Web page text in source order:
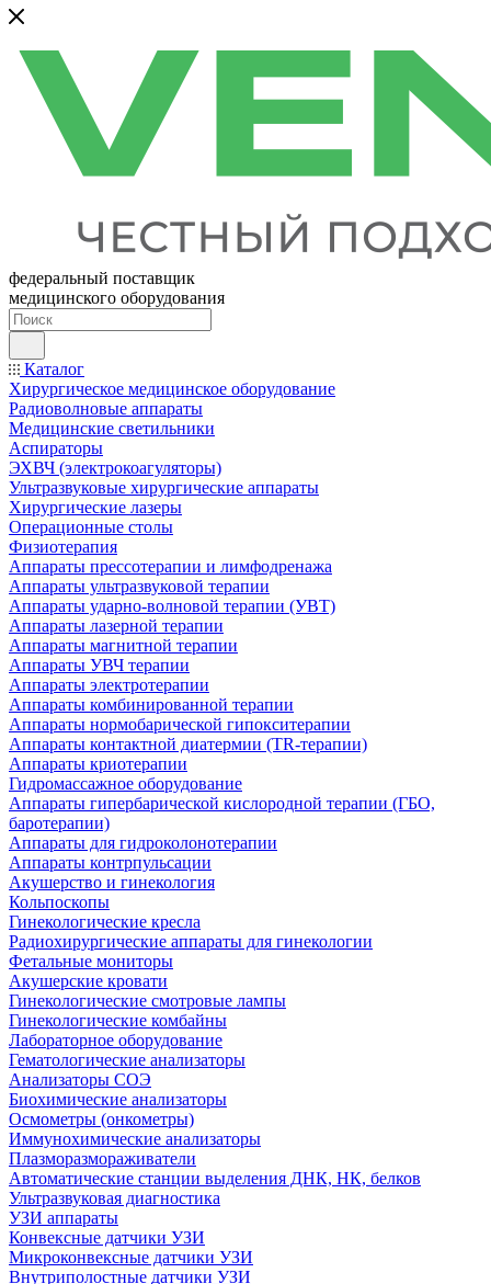
федеральный поставщик
медицинского оборудования
Каталог
Хирургическое медицинское оборудование
Радиоволновые аппараты
Медицинские светильники
Аспираторы
ЭХВЧ (электрокоагуляторы)
Ультразвуковые хирургические аппараты
Хирургические лазеры
Операционные столы
Физиотерапия
Аппараты прессотерапии и лимфодренажа
Аппараты ультразвуковой терапии
Аппараты ударно-волновой терапии (УВТ)
Аппараты лазерной терапии
Аппараты магнитной терапии
Аппараты УВЧ терапии
Аппараты электротерапии
Аппараты комбинированной терапии
Аппараты нормобарической гипокситерапии
Аппараты контактной диатермии (TR-терапии)
Аппараты криотерапии
Гидромассажное оборудование
Аппараты гипербарической кислородной терапии (ГБО,
баротерапии)
Аппараты для гидроколонотерапии
Аппараты контрпульсации
Акушерство и гинекология
Кольпоскопы
Гинекологические кресла
Радиохирургические аппараты для гинекологии
Фетальные мониторы
Акушерские кровати
Гинекологические смотровые лампы
Гинекологические комбайны
Лабораторное оборудование
Гематологические анализаторы
Анализаторы СОЭ
Биохимические анализаторы
Осмометры (онкометры)
Иммунохимические анализаторы
Плазморазмораживатели
Автоматические станции выделения ДНК, НК, белков
Ультразвуковая диагностика
УЗИ аппараты
Конвексные датчики УЗИ
Микроконвексные датчики УЗИ
Внутриполостные датчики УЗИ